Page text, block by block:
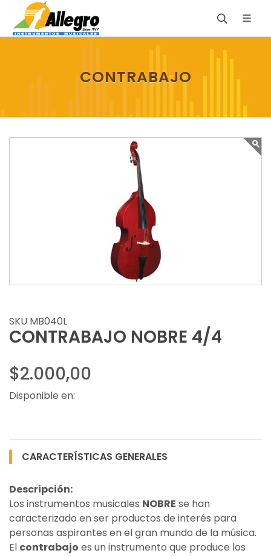
CONTRABAJO
SKU MB040L
CONTRABAJO NOBRE 4/4
$2.000,00
Disponible en:
CARACTERÍSTICAS GENERALES
Descripción:
Los instrumentos musicales NOBRE se han
caracterizado en ser productos de interés para
personas aspirantes en el gran mundo de la música.
El contrabajo es un instrumento que produce los